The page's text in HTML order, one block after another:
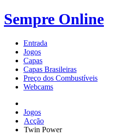
Sempre Online
Entrada
Jogos
Capas
Capas Brasileiras
Preço dos Combustíveis
Webcams
Jogos
Acção
Twin Power